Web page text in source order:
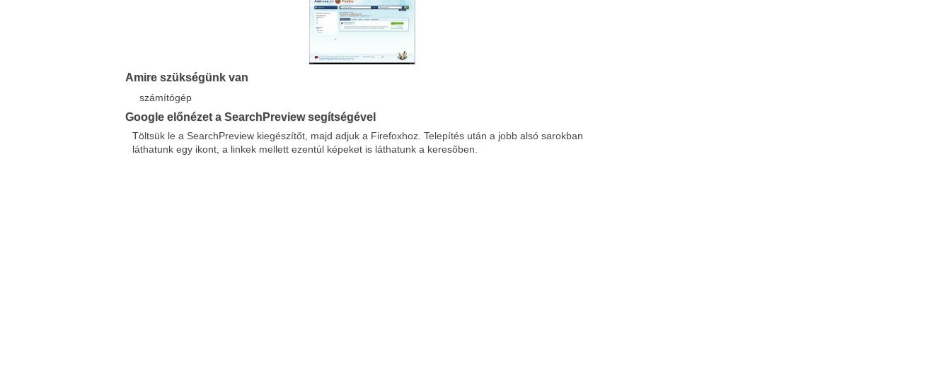
Google
Del.icio.us
Amire szükségünk van
számítógép
Google előnézet a SearchPreview segítségével
Töltsük le a SearchPreview kiegészítőt, majd adjuk a Firefoxhoz. Telepítés után a jobb alsó sarokban
láthatunk egy ikont, a linkek mellett ezentúl képeket is láthatunk a keresőben.